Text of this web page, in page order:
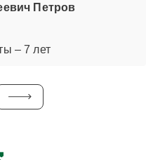
Петров
– 7 лет